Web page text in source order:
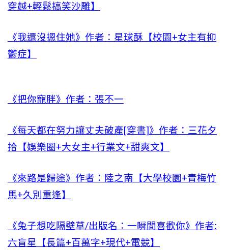
穿越+輕鬆搞笑沙雕】
《我還沒摁住她》作者：星球酥【校園+女主有抑
鬱症】
《把你寵胖》作者：張不一
《每天都在努力讓丈夫破產[穿書]》作者：三花夕
拾【娛樂圈+大女主+行業文+甜爽文】
《來路是歸途》作者：陸之南【大學校園+青梅竹
馬+久別重逢】
《兔子想吃隔壁草/出版名：一瞬間喜歡你》作者:
六盲星【長篇+百萬字+現代+電競】